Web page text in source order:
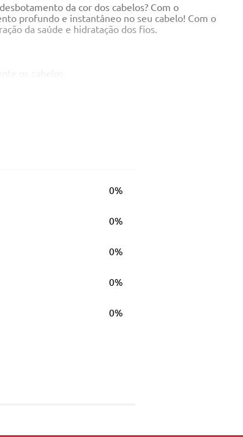
da cor dos cabelos? Com o
profundo e instantâneo no seu cabelo! Com o
da saúde e hidratação dos fios.
proteção de danos.
0%
0%
0%
0%
0%